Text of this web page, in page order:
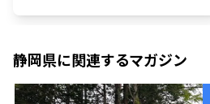
静岡県に関連するマガジン